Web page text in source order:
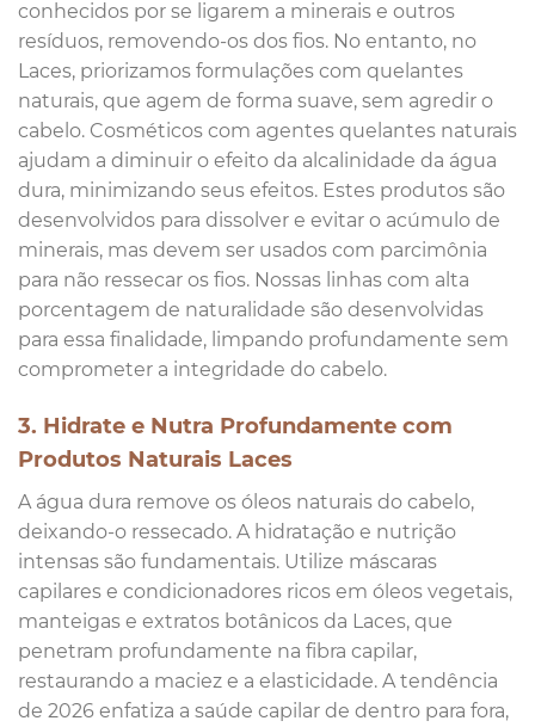
conhecidos por se ligarem a minerais e outros
resíduos, removendo-os dos fios. No entanto, no
Laces, priorizamos formulações com quelantes
naturais, que agem de forma suave, sem agredir o
cabelo. Cosméticos com agentes quelantes naturais
ajudam a diminuir o efeito da alcalinidade da água
dura, minimizando seus efeitos. Estes produtos são
desenvolvidos para dissolver e evitar o acúmulo de
minerais, mas devem ser usados com parcimônia
para não ressecar os fios. Nossas linhas com alta
porcentagem de naturalidade são desenvolvidas
para essa finalidade, limpando profundamente sem
comprometer a integridade do cabelo.
3. Hidrate e Nutra Profundamente com
Produtos Naturais Laces
A água dura remove os óleos naturais do cabelo,
deixando-o ressecado. A hidratação e nutrição
intensas são fundamentais. Utilize máscaras
capilares e condicionadores ricos em óleos vegetais,
manteigas e extratos botânicos da Laces, que
penetram profundamente na fibra capilar,
restaurando a maciez e a elasticidade. A tendência
de 2026 enfatiza a saúde capilar de dentro para fora,